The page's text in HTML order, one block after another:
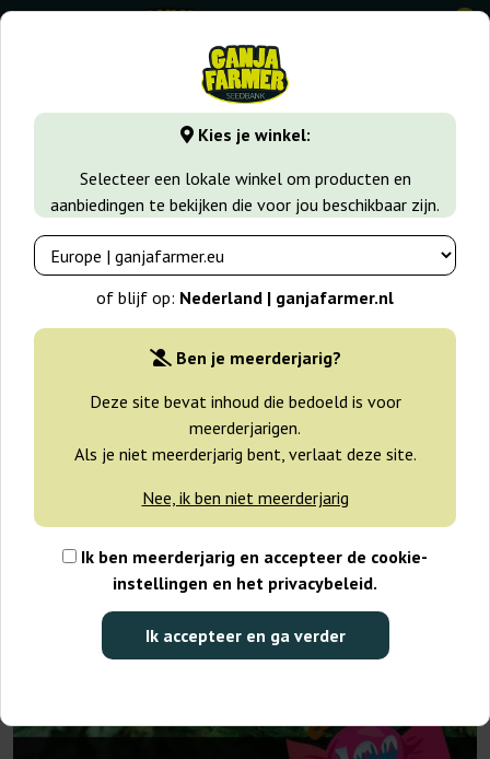
⭐ -40% Snelgroeiende soorten ⭐
⏰ 2 dagen 03:44:22
Kies je winkel:
Selecteer een lokale winkel om producten en
aanbiedingen te bekijken die voor jou beschikbaar zijn.
of blijf op: Nederland | ganjafarmer.nl
Ben je meerderjarig?
Deze site bevat inhoud die bedoeld is voor
meerderjarigen.
Als je niet meerderjarig bent, verlaat deze site.
Nee, ik ben niet meerderjarig
Ik ben meerderjarig en accepteer de cookie-
instellingen en het privacybeleid.
Ik accepteer en ga verder
0
GanjaFarmer.nl Zaadsoorten Indica zaden Caramel Ice
Caramel Ice Positronics